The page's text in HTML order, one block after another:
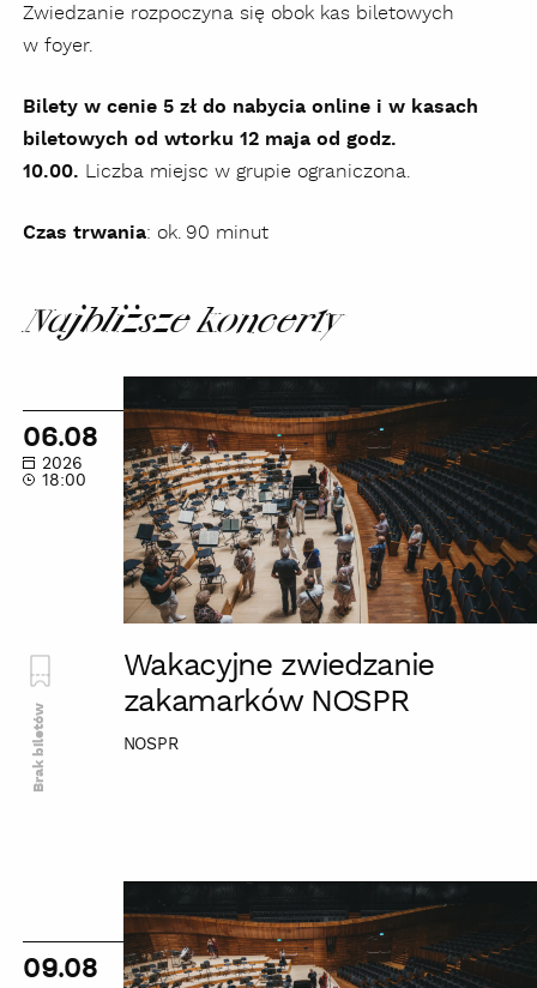
Zwiedzanie rozpoczyna się obok kas biletowych
w foyer.
Bilety w cenie 5 zł do nabycia online i w kasach
biletowych od wtorku 12 maja od godz.
10.00. Liczba miejsc w grupie ograniczona.
Czas trwania: ok. 90 minut
Najbliższe koncerty
zwiedzanie
zakamarków
NOSPR
06.08
2026
18:00
Wakacyjne zwiedzanie
zakamarków NOSPR
NOSPR
Brak biletów
zwiedzanie
zakamarków
NOSPR
09.08